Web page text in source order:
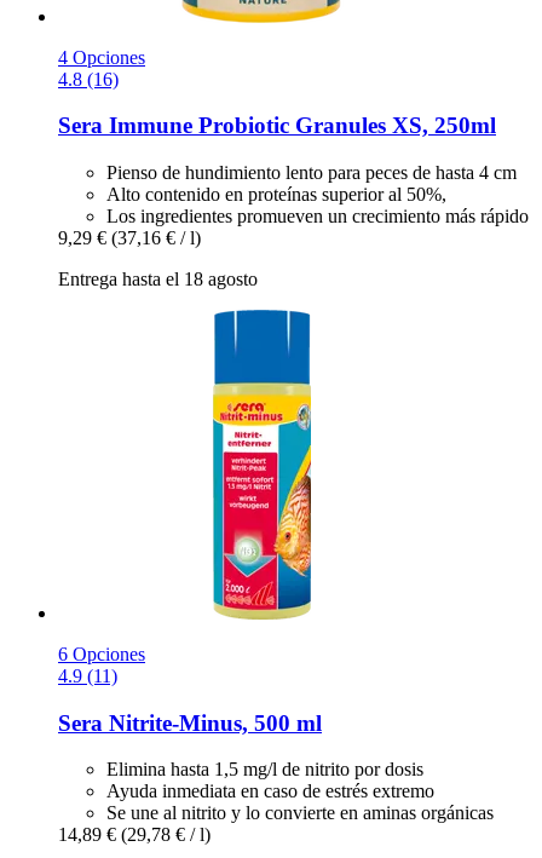
4 Opciones
4.8 (16)
Sera Immune Probiotic Granules XS, 250ml
Pienso de hundimiento lento para peces de hasta 4 cm
Alto contenido en proteínas superior al 50%,
Los ingredientes promueven un crecimiento más rápido
9,29 € (37,16 € / l)
Entrega hasta el 18 agosto
6 Opciones
4.9 (11)
Sera Nitrite-​Minus, 500 ml
Elimina hasta 1,5 mg/l de nitrito por dosis
Ayuda inmediata en caso de estrés extremo
Se une al nitrito y lo convierte en aminas orgánicas
14,89 € (29,78 € / l)